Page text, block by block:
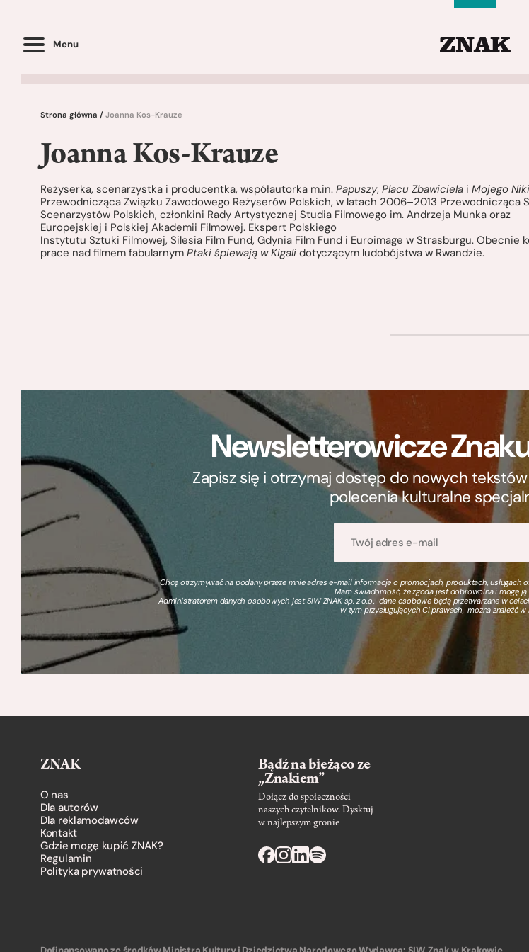
Menu
Strona główna / Joanna Kos-Krauze
Joanna Kos-Krauze
Reżyserka, scenarzystka i producentka, współautorka m.in. Papuszy, Placu Zbawiciela i Mojego
Przewodnicząca Związku Zawodowego Reżyserów Polskich, w latach 2006–2013 Przewodnicząca
Scenarzystów Polskich, członkini Rady Artystycznej Studia Filmowego im. Andrzeja Munka oraz
Europejskiej i Polskiej Akademii Filmowej. Ekspert Polskiego
Instytutu Sztuki Filmowej, Silesia Film Fund, Gdynia Film Fund i Euroimage w Strasburgu. Obecnie
prace nad filmem fabularnym Ptaki śpiewają w Kigali dotyczącym ludobójstwa w Rwandzie.
>
Newsletterowicze
Zapisz się i otrzymaj dostęp do nowych
polecenia kulturalne
Chcę otrzymywać na podany przeze mnie adres e-mail informacje o promocjach, produktach, usługach
Mam świadomość, że zgoda jest dobrowolna i mogę
Administratorem danych osobowych jest SIW ZNAK sp. z o.o., dane osobowe będą przetwarzane w
w tym przysługujących Ci prawach, można znaleźć w
ZNAK
O nas
Dla autorów
Dla reklamodawców
Kontakt
Gdzie mogę kupić ZNAK?
Regulamin
Polityka prywatności
Bądź na bieżąco ze
„Znakiem”
Dołącz do społeczności
naszych czytelnikow. Dysktuj
w najlepszym gronie